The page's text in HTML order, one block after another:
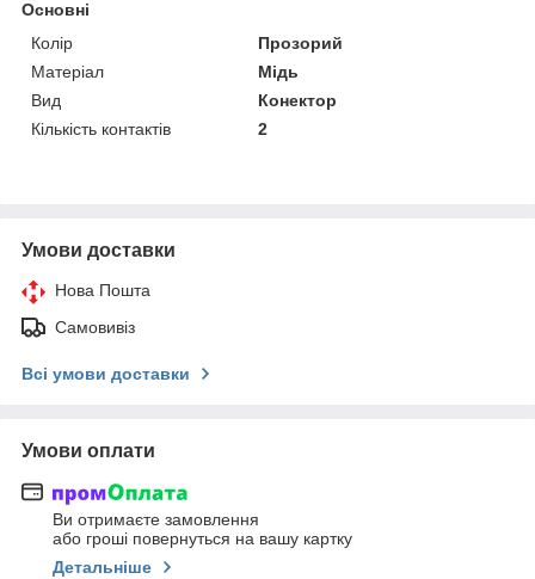
Основні
Колір
Прозорий
Матеріал
Мідь
Вид
Конектор
Кількість контактів
2
Умови доставки
Нова Пошта
Самовивіз
Всі умови доставки
Умови оплати
Ви отримаєте замовлення
або гроші повернуться на вашу картку
Детальніше